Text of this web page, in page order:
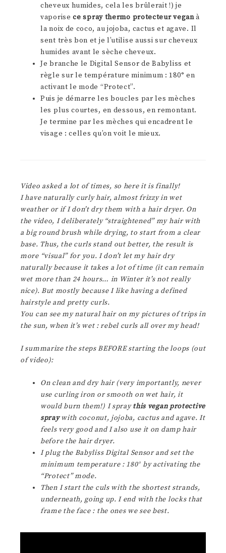
cheveux humides, cela les brûlerait !) je
vaporisece spray thermo protecteur veganà
la noix de coco, au jojoba, cactus et agave. Il
sent très bon et je l’utilise aussi sur cheveux
humides avant le sèche cheveux.
Je branche le Digital Sensor de Babyliss et
règle sur le température minimum : 180° en
activant le mode “Protect”.
Puis je démarre les boucles par les mèches
les plus courtes, en dessous, en remontant.
Je termine par les mèches qui encadrent le
visage : celles qu’on voit le mieux.
Video asked a lot of times, so here it is finally!
I have naturally curly hair, almost frizzy in wet
weather or if I don’t dry them with a hair dryer. On
the video, I deliberately “straightened” my hair with
a big round brush while drying, to start from a clear
base. Thus, the curls stand out better, the result is
more “visual” for you. I don’t let my hair dry
naturally because it takes a lot of time (it can remain
wet more than 24 hours… in Winter it’s not really
nice). But mostly because I like having a defined
hairstyle and pretty curls.
You can see my natural hair on my pictures of trips in
the sun, when it’s wet : rebel curls all over my head!
I summarize the steps BEFORE starting the loops (out
of video):
On clean and dry hair (very importantly, never
use curling iron or smooth on wet hair, it
would burn them!) I spraythis vegan protective
spraywith coconut, jojoba, cactus and agave. It
feels very good and I also use it on damp hair
before the hair dryer.
I plug the Babyliss Digital Sensor and set the
minimum temperature : 180° by activating the
“Protect” mode.
Then I start the culs with the shortest strands,
underneath, going up. I end with the locks that
frame the face : the ones we see best.